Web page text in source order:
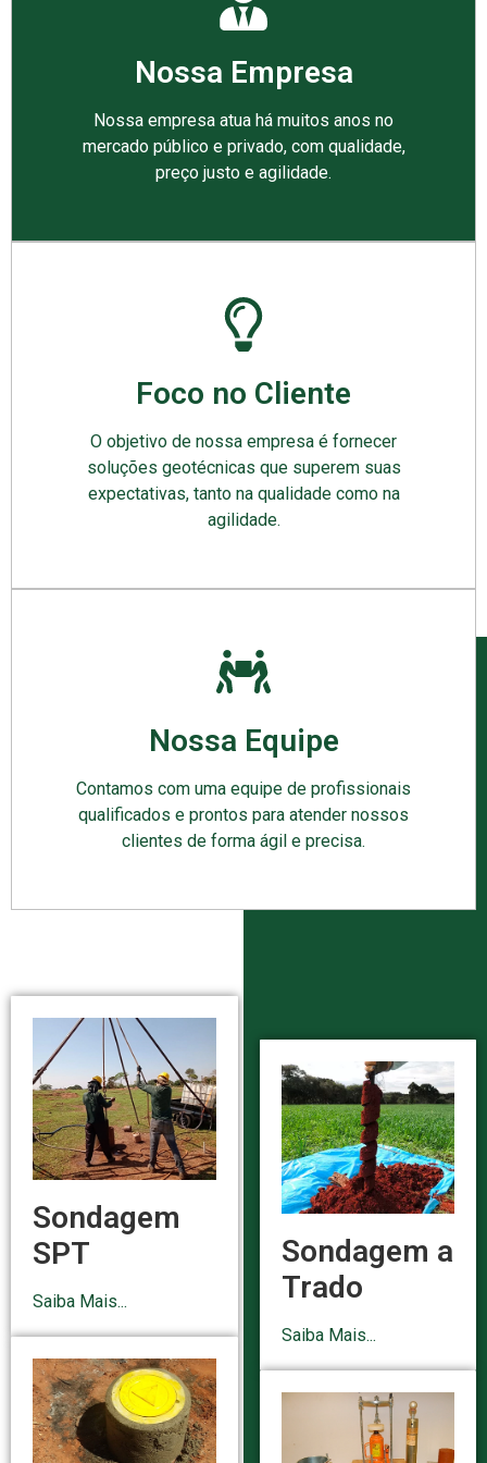
Nossa Empresa
Nossa empresa atua há muitos anos no
mercado público e privado, com qualidade,
preço justo e agilidade.
Foco no Cliente
O objetivo de nossa empresa é fornecer
soluções geotécnicas que superem suas
expectativas, tanto na qualidade como na
agilidade.
Nossa Equipe
Contamos com uma equipe de profissionais
qualificados e prontos para atender nossos
clientes de forma ágil e precisa.
Sondagem
SPT
Saiba Mais...
Sondagem a
Trado
Saiba Mais...